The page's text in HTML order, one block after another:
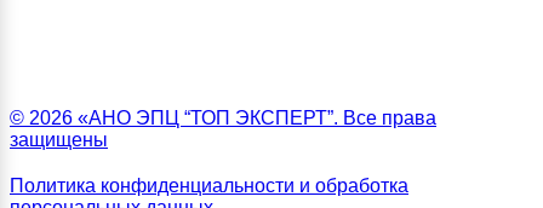
© 2026 «АНО ЭПЦ “ТОП ЭКСПЕРТ”. Все права
защищены
Политика конфиденциальности и обработка